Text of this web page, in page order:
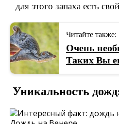
для этого запаха есть
Читайте также:
Очень
Таких Вы
Уникальность